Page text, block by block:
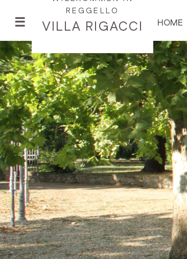
☰
REGGELLO
VILLA RIGACCI HOME
HOME
LAGE
UND
UMGEBUNG
UMWELT
&
NACHHALTIGKEIT
ZIMMER
&
SUITEN
Classic
Doppelzimmer
Superior
Zimmer
Deluxe
Zimmer